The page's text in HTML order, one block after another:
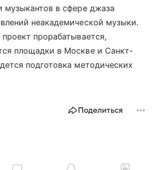
музыкантов в сфере джаза
неакадемической музыки.
прорабатывается,
площадки в Москве и Санкт-
подготовка методических
Поделиться